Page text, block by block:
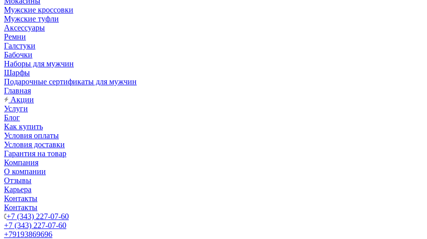
Мужские кроссовки
Мужские туфли
Аксессуары
Ремни
Галстуки
Бабочки
Наборы для мужчин
Шарфы
Подарочные сертификаты для мужчин
Главная
Акции
Услуги
Блог
Как купить
Условия оплаты
Условия доставки
Гарантия на товар
Компания
О компании
Отзывы
Карьера
Контакты
Контакты
+7 (343) 227-07-60
+7 (343) 227-07-60
+79193869696